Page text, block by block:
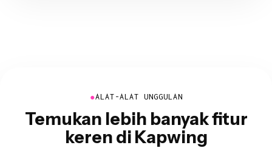
●ALAT-ALAT UNGGULAN
Temukan lebih banyak fitur
keren di Kapwing